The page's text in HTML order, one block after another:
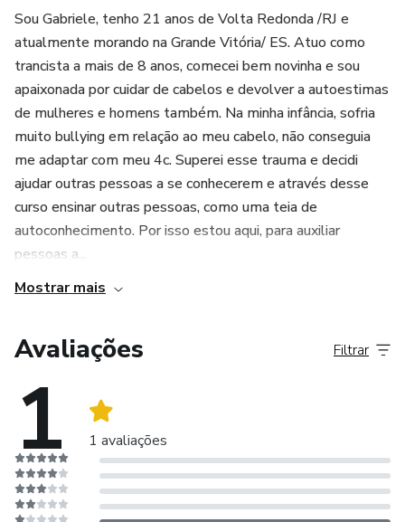
Sou Gabriele, tenho 21 anos de Volta Redonda /RJ e
atualmente morando na Grande Vitória/ ES. Atuo como
trancista a mais de 8 anos, comecei bem novinha e sou
apaixonada por cuidar de cabelos e devolver a autoestimas
de mulheres e homens também. Na minha infância, sofria
muito bullying em relação ao meu cabelo, não conseguia
me adaptar com meu 4c. Superei esse trauma e decidi
ajudar outras pessoas a se conhecerem e através desse
curso ensinar outras pessoas, como uma teia de
autoconhecimento. Por isso estou aqui, para auxiliar
pessoas a...
Mostrar mais
Avaliações
1 1 avaliações
Filtrar